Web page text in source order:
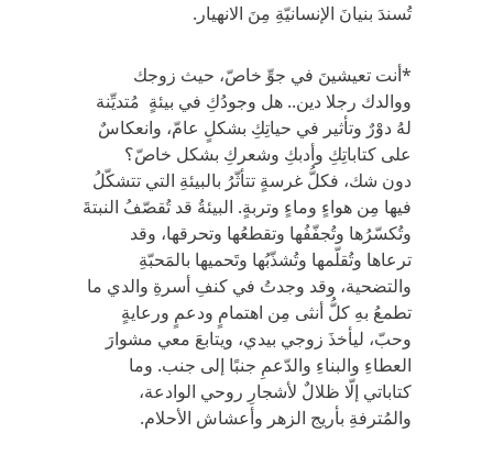
تُسندَ بنيانَ الإنسانيّةِ مِنَ الانهيار.
*أنت تعيشينَ في جوِّ خاصّ، حيث زوجك
ووالدك رجلا دين.. هل وجودُكِ في بيئةٍ مُتديِّنة
لهُ دوْرٌ وتأثير في حياتِكِ بشكلٍ عامّ، وانعكاسٌ
على كتاباتِكِ وأدبكِ وشعركِ بشكل خاصّ؟
دون شك، فكلُّ غرسةٍ تتأثّرُ بالبيئةِ التي تتشكّلُ
فيها مِن هواءٍ وماءٍ وتربةٍ. البيئةُ قد تُقصّفُ النبتةَ
وتُكسّرُها وتُجفّفُها وتقطعُها وتحرقها، وقد
ترعاها وتُقلّمها وتُشذّبُها وتَحميها بالمَحبّةِ
والتضحية، وقد وجدتُ في كنفِ أسرةِ والدي ما
تطمعُ بهِ كلُّ أنثى مِن اهتمامٍ ودعمٍ ورعايةٍ
وحبّ، ليأخذَ زوجي بيدي، ويتابعَ معي مشوارَ
العطاءِ والبناءِ والدّعمِ جنبًا إلى جنب. وما
كتاباتي إلّا ظلالٌ لأشجارِ روحي الوادعة،
والمُترفةِ بأريج الزهر وأعشاش الأحلام.